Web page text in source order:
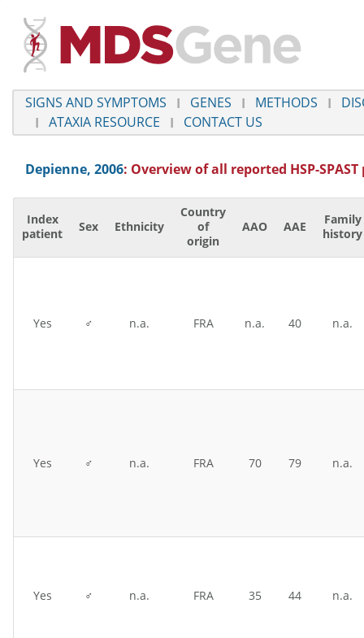
SIGNS AND SYMPTOMS GENES METHODS
ATAXIA RESOURCE
CONTACT US
Depienne, 2006: Overview of all reported HSP-SPAST
Index
patient
Sex Ethnicity
Country
of
origin
AAO AAE
Family
history
Yes ♂ n.a. FRA n.a. 40 n.a.
Yes ♂ n.a. FRA 70 79 n.a.
Yes ♂ n.a. FRA 35 44 n.a.